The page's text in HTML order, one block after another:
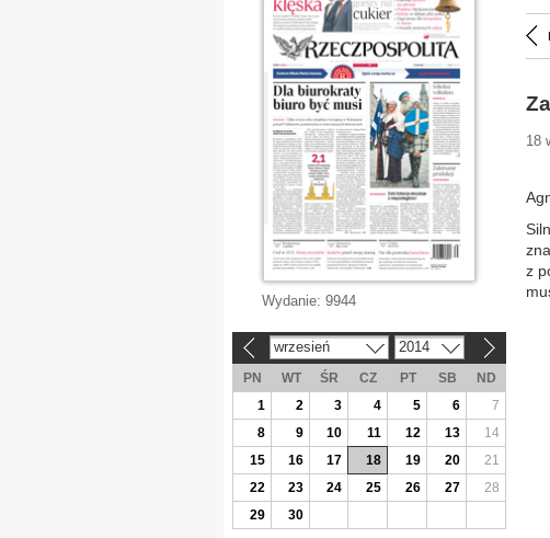
18
z
Wydanie: 9944
wrzesień 2014
PN WT ŚR CZ PT SB
ND
1
2 3 4 5 6
7
8
9 10 11 12 13
14
15
16 17 18 19 20
21
22
23 24 25 26 27
28
29
30